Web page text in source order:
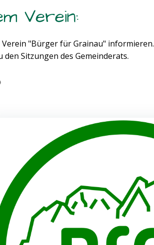
Verein:
"Bürger für Grainau" informieren.
Sitzungen des Gemeinderats.